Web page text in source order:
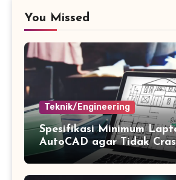
You Missed
Teknik/Engineering
Spesifikasi Minimum
AutoCAD agar Tidak